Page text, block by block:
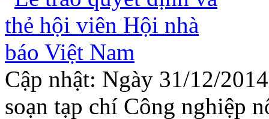
Cập nhật: Ngày 31/12/
soạn tạp chí Công nghiệp